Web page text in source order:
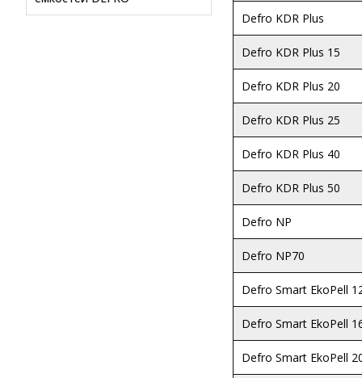
Defro KDR Plus
Defro KDR Plus 15
Defro KDR Plus 20
Defro KDR Plus 25
Defro KDR Plus 40
Defro KDR Plus 50
Defro NP
Defro NP70
Defro Smart EkoPell
Defro Smart EkoPell
Defro Smart EkoPell